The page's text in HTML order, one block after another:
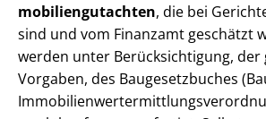
mo­bi­li­en­gut­ach­ten, die bei
sind und vom Finanzamt geschätzt
werden unter Be­rück­sich­ti­gung, der
Vorgaben, des Baugesetzbuches